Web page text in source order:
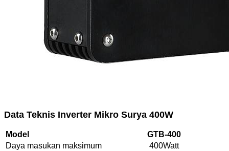
Data Teknis Inverter Mikro Surya 400W
Model
GTB-400
Daya masukan maksimum
400Watt